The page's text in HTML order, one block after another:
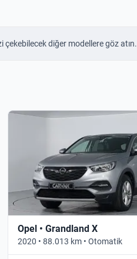
diğer modellere göz atın.
Opel • Grandland X
2020 • 88.013 km • Otomatik